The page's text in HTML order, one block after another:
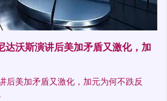
沃斯演讲后美加矛盾又激化，加
后美加矛盾又激化，加元为何不跌反